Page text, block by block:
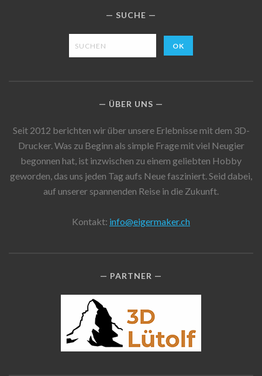
SUCHE
ÜBER UNS
Seit 2012 berichten wir über unsere Erlebnisse mit dem 3D-
Drucker. Was zu Beginn als simple Frage mit viel Neugier
begonnen hat, ist inzwischen zu einem geliebten Hobby
geworden, das uns jeden Tag aufs Neue fasziniert. Seid dabei,
auf unserer spannenden Reise in die Zukunft.
Kontakt: info@eigermaker.ch
PARTNER